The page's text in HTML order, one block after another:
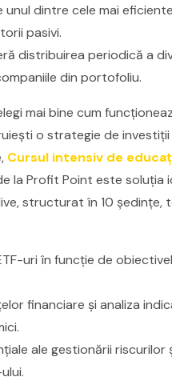
unul dintre cele mai
pasivi.
distribuirea periodică a
din portofoliu.
mai bine cum
o strategie de
Cursul intensiv de
la Profit Point este soluția
structurat în 10 ședințe,
uri în funcție de
financiare și analiza
ale gestionării riscurilor